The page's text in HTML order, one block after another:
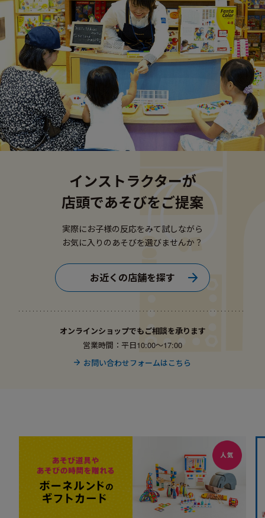
インストラクターが
店頭であそびをご提案
実際にお子様の反応をみて試しながら
お気に入りのあそびを選びませんか？
お近くの店舗を探す
オンラインショップでもご相談を承ります
営業時間：平日10:00〜17:00
お問い合わせフォームはこちら